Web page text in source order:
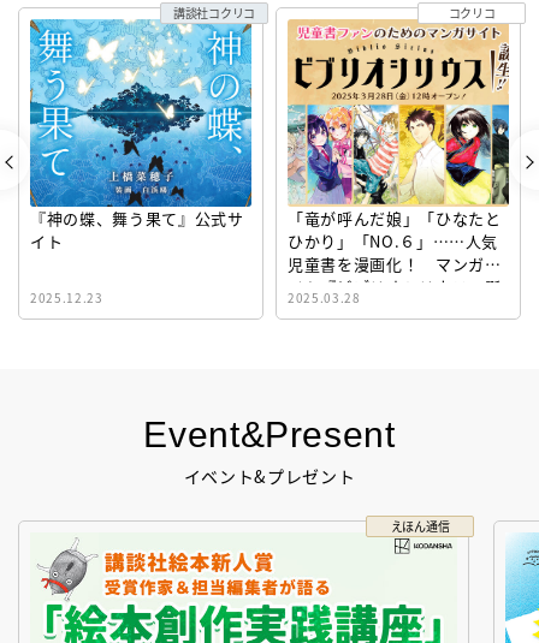
Event&Present
イベント&プレゼント
えほん通信
『神の蝶、舞う果て』公式サ
イト
2025.12.23
講談社コクリコ
「竜が呼んだ娘」「ひなたと
ひかり」「NO.６」……人気
児童書を漫画化！ マンガサ
イト『ビブリオシリウス』誕
生！
2025.03.28
コクリコ